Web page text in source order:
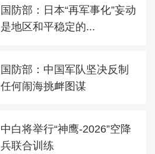
国防部：日本“再军事化”妄动
是地区和平稳定的...
国防部：中国军队坚决反制
任何闹海挑衅图谋
中白将举行“神鹰-2026”空降
兵联合训练